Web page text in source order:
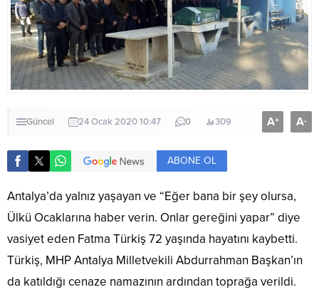
Güncel 24 Ocak 2020 10:47 0 309 A+ A-
ABONE OL
Antalya’da yalnız yaşayan ve “Eğer bana bir şey olursa,
Ülkü Ocaklarına haber verin. Onlar gereğini yapar” diye
vasiyet eden Fatma Türkiş 72 yaşında hayatını kaybetti.
Türkiş, MHP Antalya Milletvekili Abdurrahman Başkan’ın
da katıldığı cenaze namazının ardından toprağa verildi.